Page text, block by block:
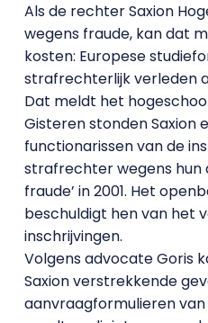
Als de rechter Saxion
wegens fraude, kan dat
kosten: Europese
strafrechterlijk verleden
Dat meldt het
Gisteren stonden Saxion
functionarissen van de
strafrechter wegens hun
fraude’ in 2001. Het
beschuldigt hen van het
inschrijvingen.
Volgens advocate Goris
Saxion verstrekkende
aanvraagformulieren